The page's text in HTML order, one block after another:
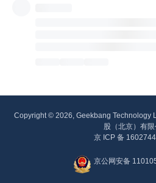
Copyright © 2026, Geekbang Technology
股（北京）有限
京 ICP 备
京公网安备